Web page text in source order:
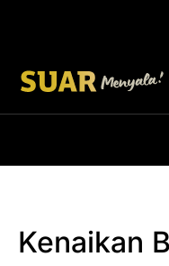
Kenaikan